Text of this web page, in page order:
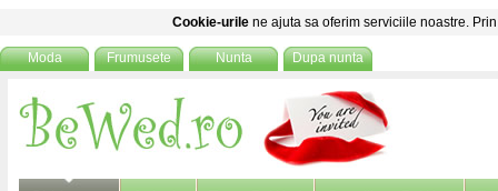
Cookie-urile ne ajuta sa oferim serviciile noastre.
Moda Frumusete Nunta Dupa nunta